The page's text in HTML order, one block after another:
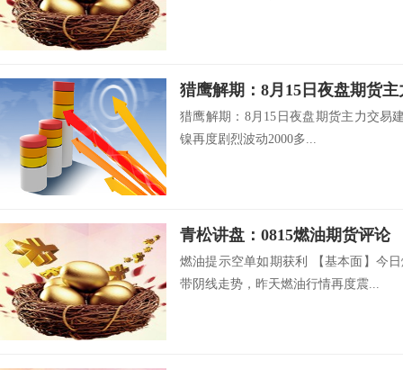
猎鹰解期：8月15日夜盘期货
猎鹰解期：8月15日夜盘期货主力交易
镍再度剧烈波动2000多...
青松讲盘：0815燃油期货评论
燃油提示空单如期获利 【基本面】今
带阴线走势，昨天燃油行情再度震...